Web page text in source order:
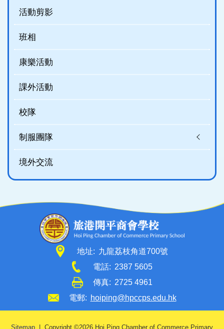
服
團
隊)
活動剪影
班相
康樂活動
課外活動
校隊
制服團隊
境外交流
地址: 九龍荔枝角道700號
電話: 2387 5605
傳真: 2725 4961
電郵: hoiping@hpccps.edu.hk
Sitemap | Copyright ©2026 Hoi Ping Chamber of Commerce Primary